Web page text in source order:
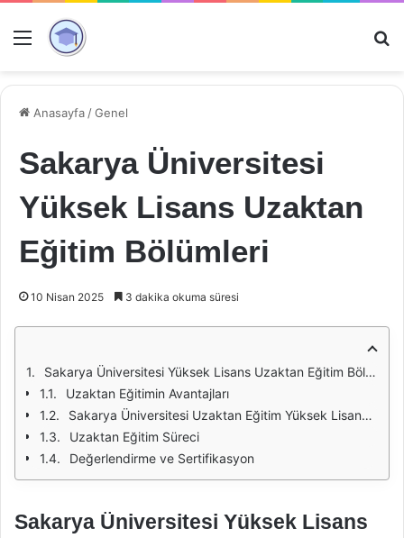
Menü
Anasayfa /Genel
Sakarya Üniversitesi
Yüksek Lisans Uzaktan
Eğitim Bölümleri
10 Nisan 2025 3 dakika okuma süresi
Sakarya Üniversitesi Yüksek Lisans Uzaktan Eğitim Bölümleri
Uzaktan Eğitimin Avantajları
Sakarya Üniversitesi Uzaktan Eğitim Yüksek Lisans Programları
Uzaktan Eğitim Süreci
Değerlendirme ve Sertifikasyon
Sakarya Üniversitesi Yüksek Lisans